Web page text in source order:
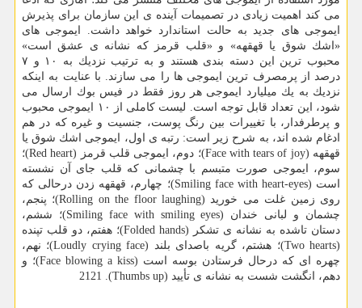
می كند اهمیت زیادی در تصمیمات آینده ی این سازمان برای پذیرش
ایموجی های جدید به حالت استاندارد خواهد داشت. ایموجی های
«اشك شوق یا قهقهه» و «قلب قرمز كه نشانه ی عشق است»
محبوب ترین این دسته بندی هستند و به ترتیب نزدیك به ۱۰ و ۷
درصد از پرمصرف ترین ایموجی ها را می سازند. با عنایت به اینكه
نزدیك به یك میلیارد ایموجی هر روز فقط در فیس بوك ارسال می
شود، این تعداد قابل توجه است. لیست كاملی از ۱۰ ایموجی محبوب
و پرطرفدار، با تغییرات بین رنگ پوست، جنسیت و غیره كه در هم
ادغام شده اند، به شرح زیر است: رتبه ی اول، ایموجی اشك شوق یا
قهقهه (Face with tears of joy)؛ دوم، ایموجی قلب قرمز (Red heart)؛
سوم، ایموجی صورت متبسم با چشمانی كه قلب جای آن نشسته
است (Smiling face with heart-eyes)؛ چهارم، قهقهه زدن درحالی كه
روی زمین غلت می خورید (Rolling on the floor laughing)؛ پنجم،
چشمان و لبانی خندان (Smiling face with smiling eyes)؛ ششم،
دستان تاشده به نشانه ی تشكر (Folded hands)؛ هفتم، دو قلب تپنده
(Two hearts)؛ هشتم، گریه باصدای بلند (Loudly crying face)؛ نهم،
چهره ای كه درحال فرستادن بوسه است (Face blowing a kiss)؛ و
دهم، انگشت شست به نشانه ی تأیید (Thumbs up). 2121